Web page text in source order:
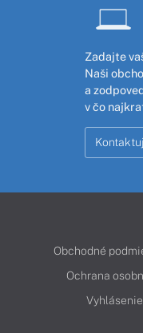
Zadajte
Naši
a
v čo
Obchodné
Ochrana